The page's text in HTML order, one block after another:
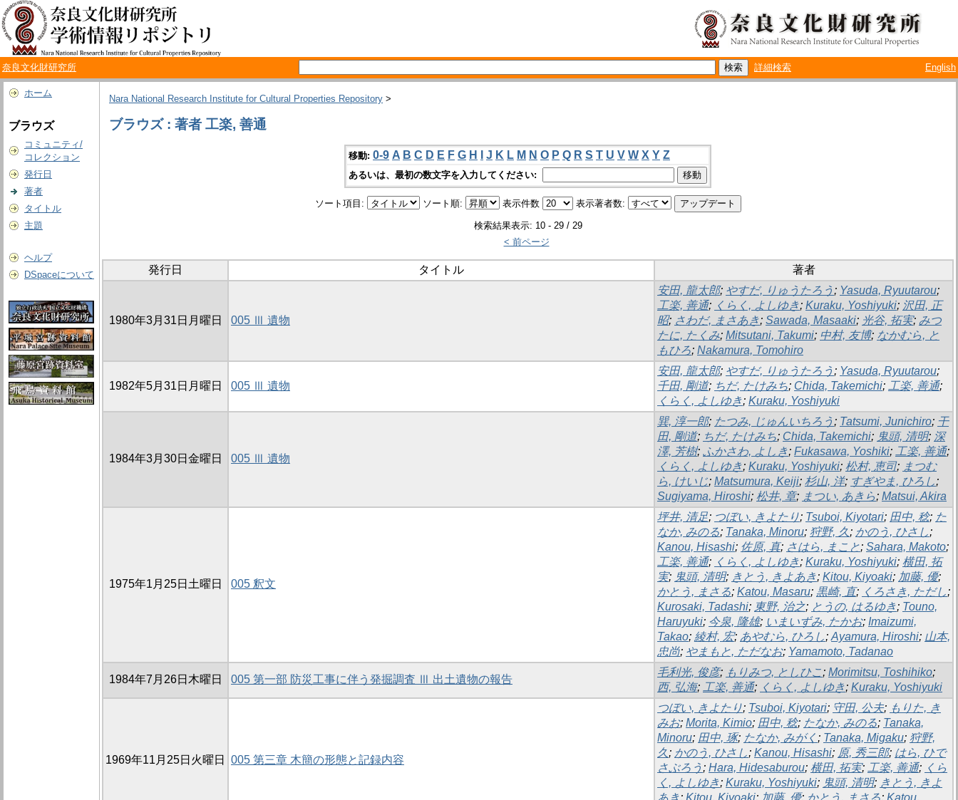
奈良文化財研究所 詳細検索 English
ホーム
ブラウズ
コミュニティ/
コレクション
発行日
著者
タイトル
主題
ヘルプ
DSpaceについて
Nara National Research Institute for Cultural Properties Repository >
ブラウズ : 著者 工楽, 善通
移動: 0-9 A B C D E F G H J K L M N O P Q R S T U V W X Y Z
あるいは、最初の数文字を入力してください:
ソート項目: ソート順: 表示件数 表示著者数:
検索結果表示: 10 - 29 / 29
< 前ページ
発行日 タイトル 著者
1980年3月31日月曜日 005 Ⅲ 遺物
安田, 龍太郎; やすだ, りゅうたろう ; Yasuda, Ryuutarou;
工楽, 善通; くらく, よしゆき; Kuraku, Yoshiyuki; 沢田, 正
昭; さわだ, まさあき; Sawada, Masaaki; 光谷, 拓実; みつ
たに, たくみ; Mitsutani, Takumi; 中村, 友博; なかむら, と
もひろ; Nakamura, Tomohiro
1982年5月31日月曜日 005 Ⅲ 遺物
安田, 龍太郎; やすだ, りゅうたろう ; Yasuda, Ryuutarou;
千田, 剛道; ちだ, たけみち; Chida, Takemichi; 工楽, 善通;
くらく, よしゆき; Kuraku, Yoshiyuki
1984年3月30日金曜日 005 Ⅲ 遺物
巽, 淳一郎; たつみ, じゅんいちろう ; Tatsumi, Junichiro; 干
田, 剛道; ちだ, たけみち; Chida, Takemichi; 鬼頭, 清明; 深
澤, 芳樹; ふかさわ, よしき; Fukasawa, Yoshiki; 工楽, 善通;
くらく, よしゆき; Kuraku, Yoshiyuki; 松村, 恵司; まつむ
ら, けいじ; Matsumura, Keiji; 杉山, 洋; すぎやま, ひろし;
Sugiyama, Hiroshi; 松井, 章; まつい, あきら; Matsui, Akira
1975年1月25日土曜日 005 釈文
坪井, 清足; つぼい, きよたり; Tsuboi, Kiyotari; 田中, 稔; た
なか, みのる; Tanaka, Minoru; 狩野, 久; かのう, ひさし;
Kanou, Hisashi; 佐原, 真; さはら, まこと; Sahara, Makoto;
工楽, 善通; くらく, よしゆき; Kuraku, Yoshiyuki; 横田, 拓
実; 鬼頭, 清明; きとう, きよあき; Kitou, Kiyoaki; 加藤, 優;
かとう, まさる; Katou, Masaru; 黒崎, 直; くろさき, ただし;
Kurosaki, Tadashi; 東野, 治之; とうの, はるゆき; Touno,
Haruyuki; 今泉, 隆雄; いまいずみ, たかお; Imaizumi,
Takao; 綾村, 宏; あやむら, ひろし; Ayamura, Hiroshi; 山本,
忠尚; やまもと, ただなお; Yamamoto, Tadanao
1984年7月26日木曜日 005 第一部 防災工事に伴う発掘調査 Ⅲ 出土遺物の報告
毛利光, 俊彦; もりみつ, としひこ; Morimitsu, Toshihiko;
西, 弘海; 工楽, 善通; くらく, よしゆき; Kuraku, Yoshiyuki
1969年11月25日火曜日 005 第三章 木簡の形態と記録内容
つぼい, きよたり; Tsuboi, Kiyotari; 守田, 公夫; もりた, き
みお; Morita, Kimio; 田中, 稔; たなか, みのる; Tanaka,
Minoru; 田中, 琢; たなか, みがく ; Tanaka, Migaku; 狩野,
久; かのう, ひさし; Kanou, Hisashi; 原, 秀三郎; はら, ひで
さぶろう ; Hara, Hidesaburou; 横田, 拓実; 工楽, 善通; くら
く, よしゆき; Kuraku, Yoshiyuki; 鬼頭, 清明; きとう, きよ